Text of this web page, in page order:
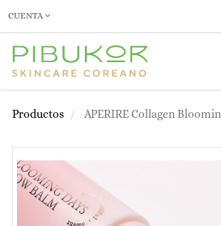
CUENTA
Productos
APERIRE Collagen